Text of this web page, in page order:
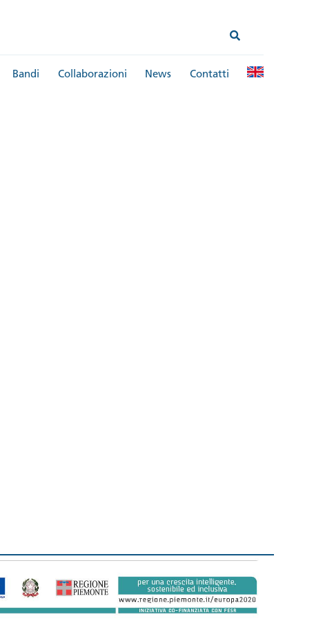
Bandi Collaborazioni News Contatti